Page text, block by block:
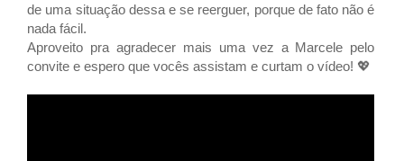
de uma situação dessa e se reerguer, porque de fato não é
nada fácil.
Aproveito pra agradecer mais uma vez a Marcele pelo
convite e espero que vocês assistam e curtam o vídeo! 💖